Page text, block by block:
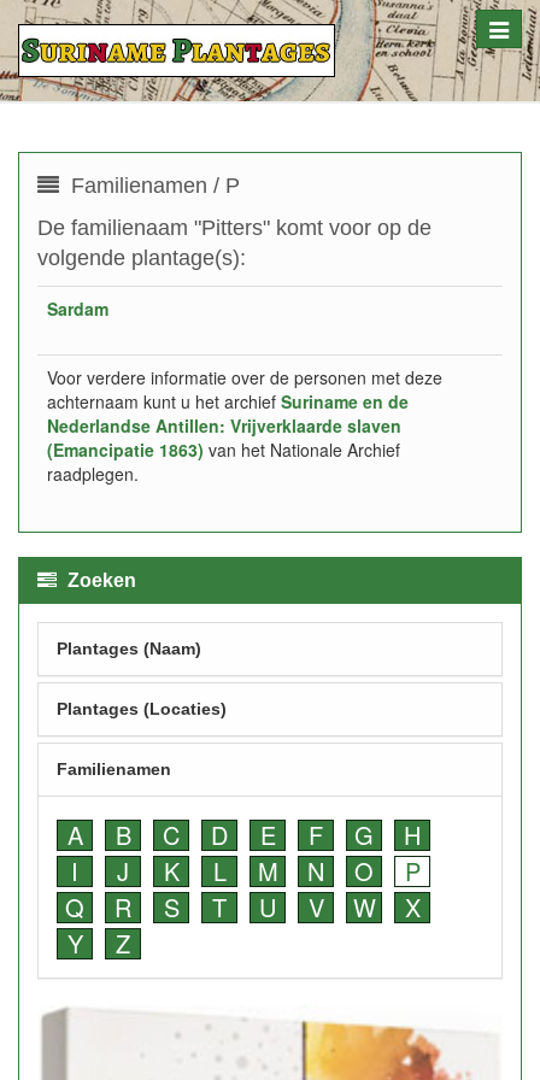
Toggle
Familienamen / P
De familienaam "Pitters" komt voor op de
volgende plantage(s):
Sardam
Voor verdere informatie over de personen met deze
achternaam kunt u het archief Suriname en de
Nederlandse Antillen: Vrijverklaarde slaven
(Emancipatie 1863) van het Nationale Archief
raadplegen.
Zoeken
Plantages (Naam)
Plantages (Locaties)
Familienamen
A B C D E F G
H
I
J K L M N O
P
Q
R S T U V W
X
Y
Z